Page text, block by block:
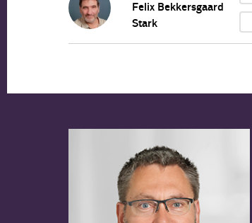
Felix Bekkersgaard
Stark